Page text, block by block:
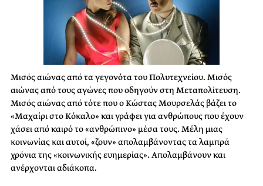
Μισός αιώνας από τα γεγονότα του Πολυτεχνείου. Μισός
αιώνας από τους αγώνες που οδηγούν στη Μεταπολίτευση.
Μισός αιώνας από τότε που ο Κώστας Μουρσελάς βάζει το
«Μαχαίρι στο Κόκαλο» και γράφει για ανθρώπους που έχουν
χάσει από καιρό το «ανθρώπινο» μέσα τους. Μέλη μιας
κοινωνίας και αυτοί, «ζουν» απολαμβάνοντας τα λαμπρά
χρόνια της «κοινωνικής ευημερίας». Απολαμβάνουν και
ανέρχονται αδιάκοπα.